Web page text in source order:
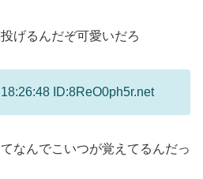
げるんだぞ可愛いだろ
ID:8ReO0ph5r.net
なんでこいつが覚えてるんだっ